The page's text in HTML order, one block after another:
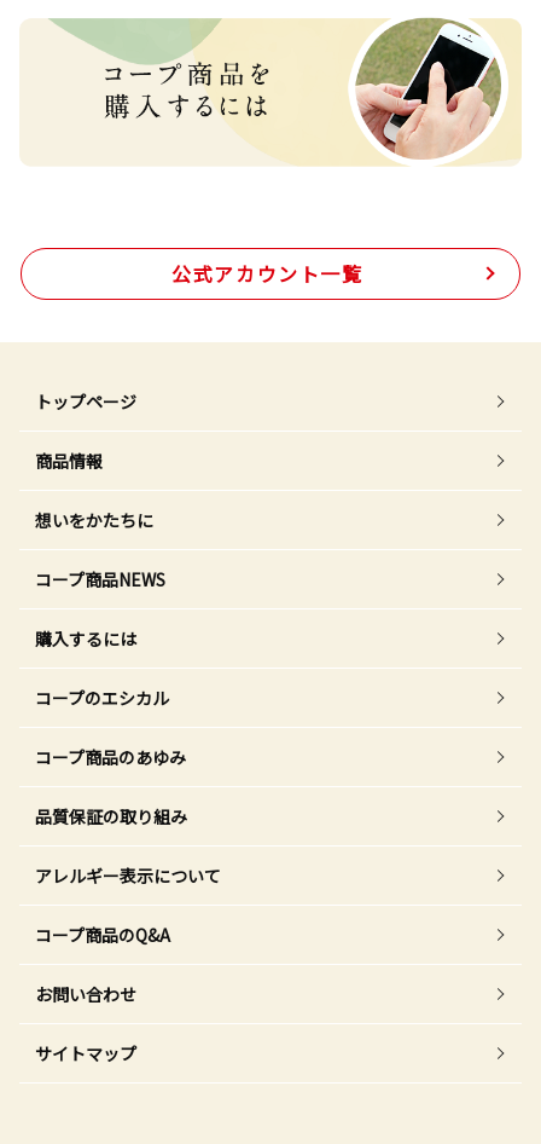
公式アカウント一覧
トップページ
商品情報
想いをかたちに
コープ商品NEWS
購入するには
コープのエシカル
コープ商品のあゆみ
品質保証の取り組み
アレルギー表示について
コープ商品のQ&A
お問い合わせ
サイトマップ